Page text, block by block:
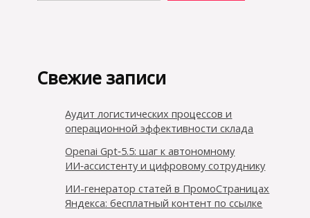
Свежие записи
Аудит логистических процессов и
операционной эффективности склада
Openai Gpt‑5.5: шаг к автономному
ИИ‑ассистенту и цифровому сотруднику
ИИ-генератор статей в ПромоСтраницах
Яндекса: бесплатный контент по ссылке